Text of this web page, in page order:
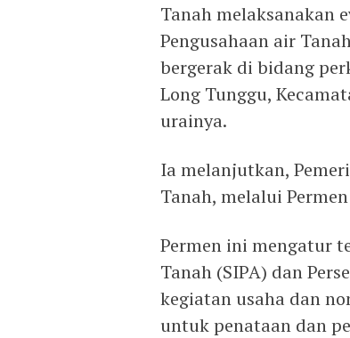
Tanah melaksanakan
Pengusahaan air
bergerak di bidang
Long Tunggu,
urainya.
Ia melanjutkan,
Tanah, melalui
Permen ini mengatur
Tanah (SIPA) dan
kegiatan usaha dan
untuk penataan dan